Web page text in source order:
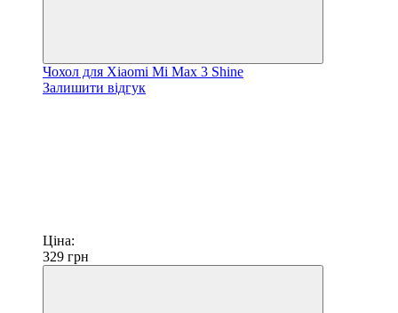
Чохол для Xiaomi Mi Max 3 Shine
Залишити відгук
Ціна:
329 грн